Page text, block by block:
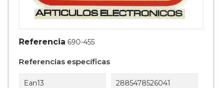
Referencia 690-455
Referencias específicas
Ean13 2885478526041